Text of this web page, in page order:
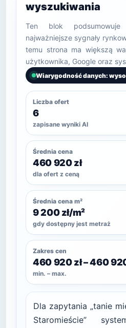
wyszukiwania
Ten blok
najważniejsze sygnały
temu strona ma większą
użytkownika, Google oraz
Wiarygodność danych:
Liczba ofert
6
zapisane wyniki AI
Średnia cena
460 920 zł
dla ofert z ceną
Średnia cena m²
9 200 zł/m²
gdy dostępny jest metraż
Zakres cen
460 920 zł – 460
min. – max.
Dla zapytania „tanie
Staromieście”